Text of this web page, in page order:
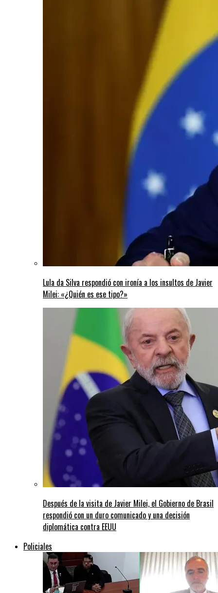
Lula da Silva respondió con ironía a los insultos de Javier
Milei: «¿Quién es ese tipo?»
Después de la visita de Javier Milei, el Gobierno de Brasil
respondió con un duro comunicado y una decisión
diplomática contra EEUU
Policiales